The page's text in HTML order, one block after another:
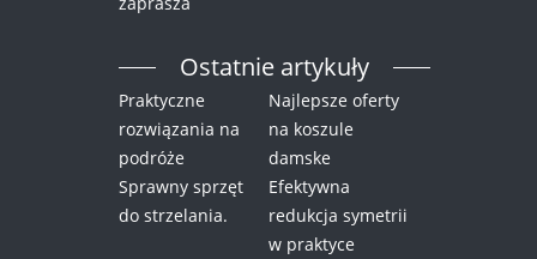
Ostatnie artykuły
Praktyczne
rozwiązania na
podróże
Najlepsze oferty
na koszule
damske
Sprawny sprzęt
do strzelania.
Efektywna
redukcja symetrii
w praktyce